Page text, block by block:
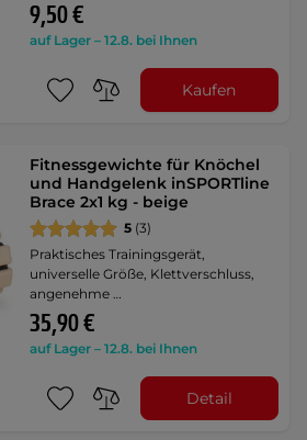
9,50 €
auf Lager – 12.8. bei Ihnen
Kaufen
Fitnessgewichte für Knöchel
und Handgelenk inSPORTline
Brace 2x1 kg - beige
5 (3)
Praktisches Trainingsgerät,
universelle Größe, Klettverschluss,
angenehme …
35,90 €
auf Lager – 12.8. bei Ihnen
Detail